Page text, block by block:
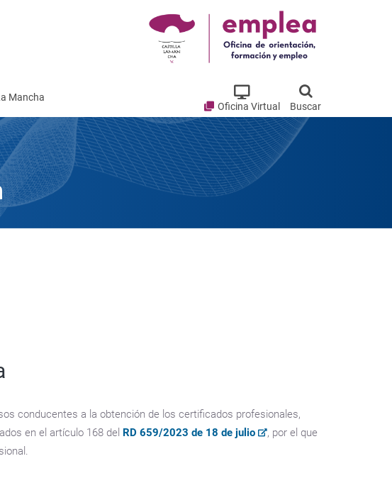
Mancha
Oficina Virtual Buscar
conducentes a la obtención de los certificados profesionales,
en el artículo 168 del RD 659/2023 de 18 de julio
, por el que